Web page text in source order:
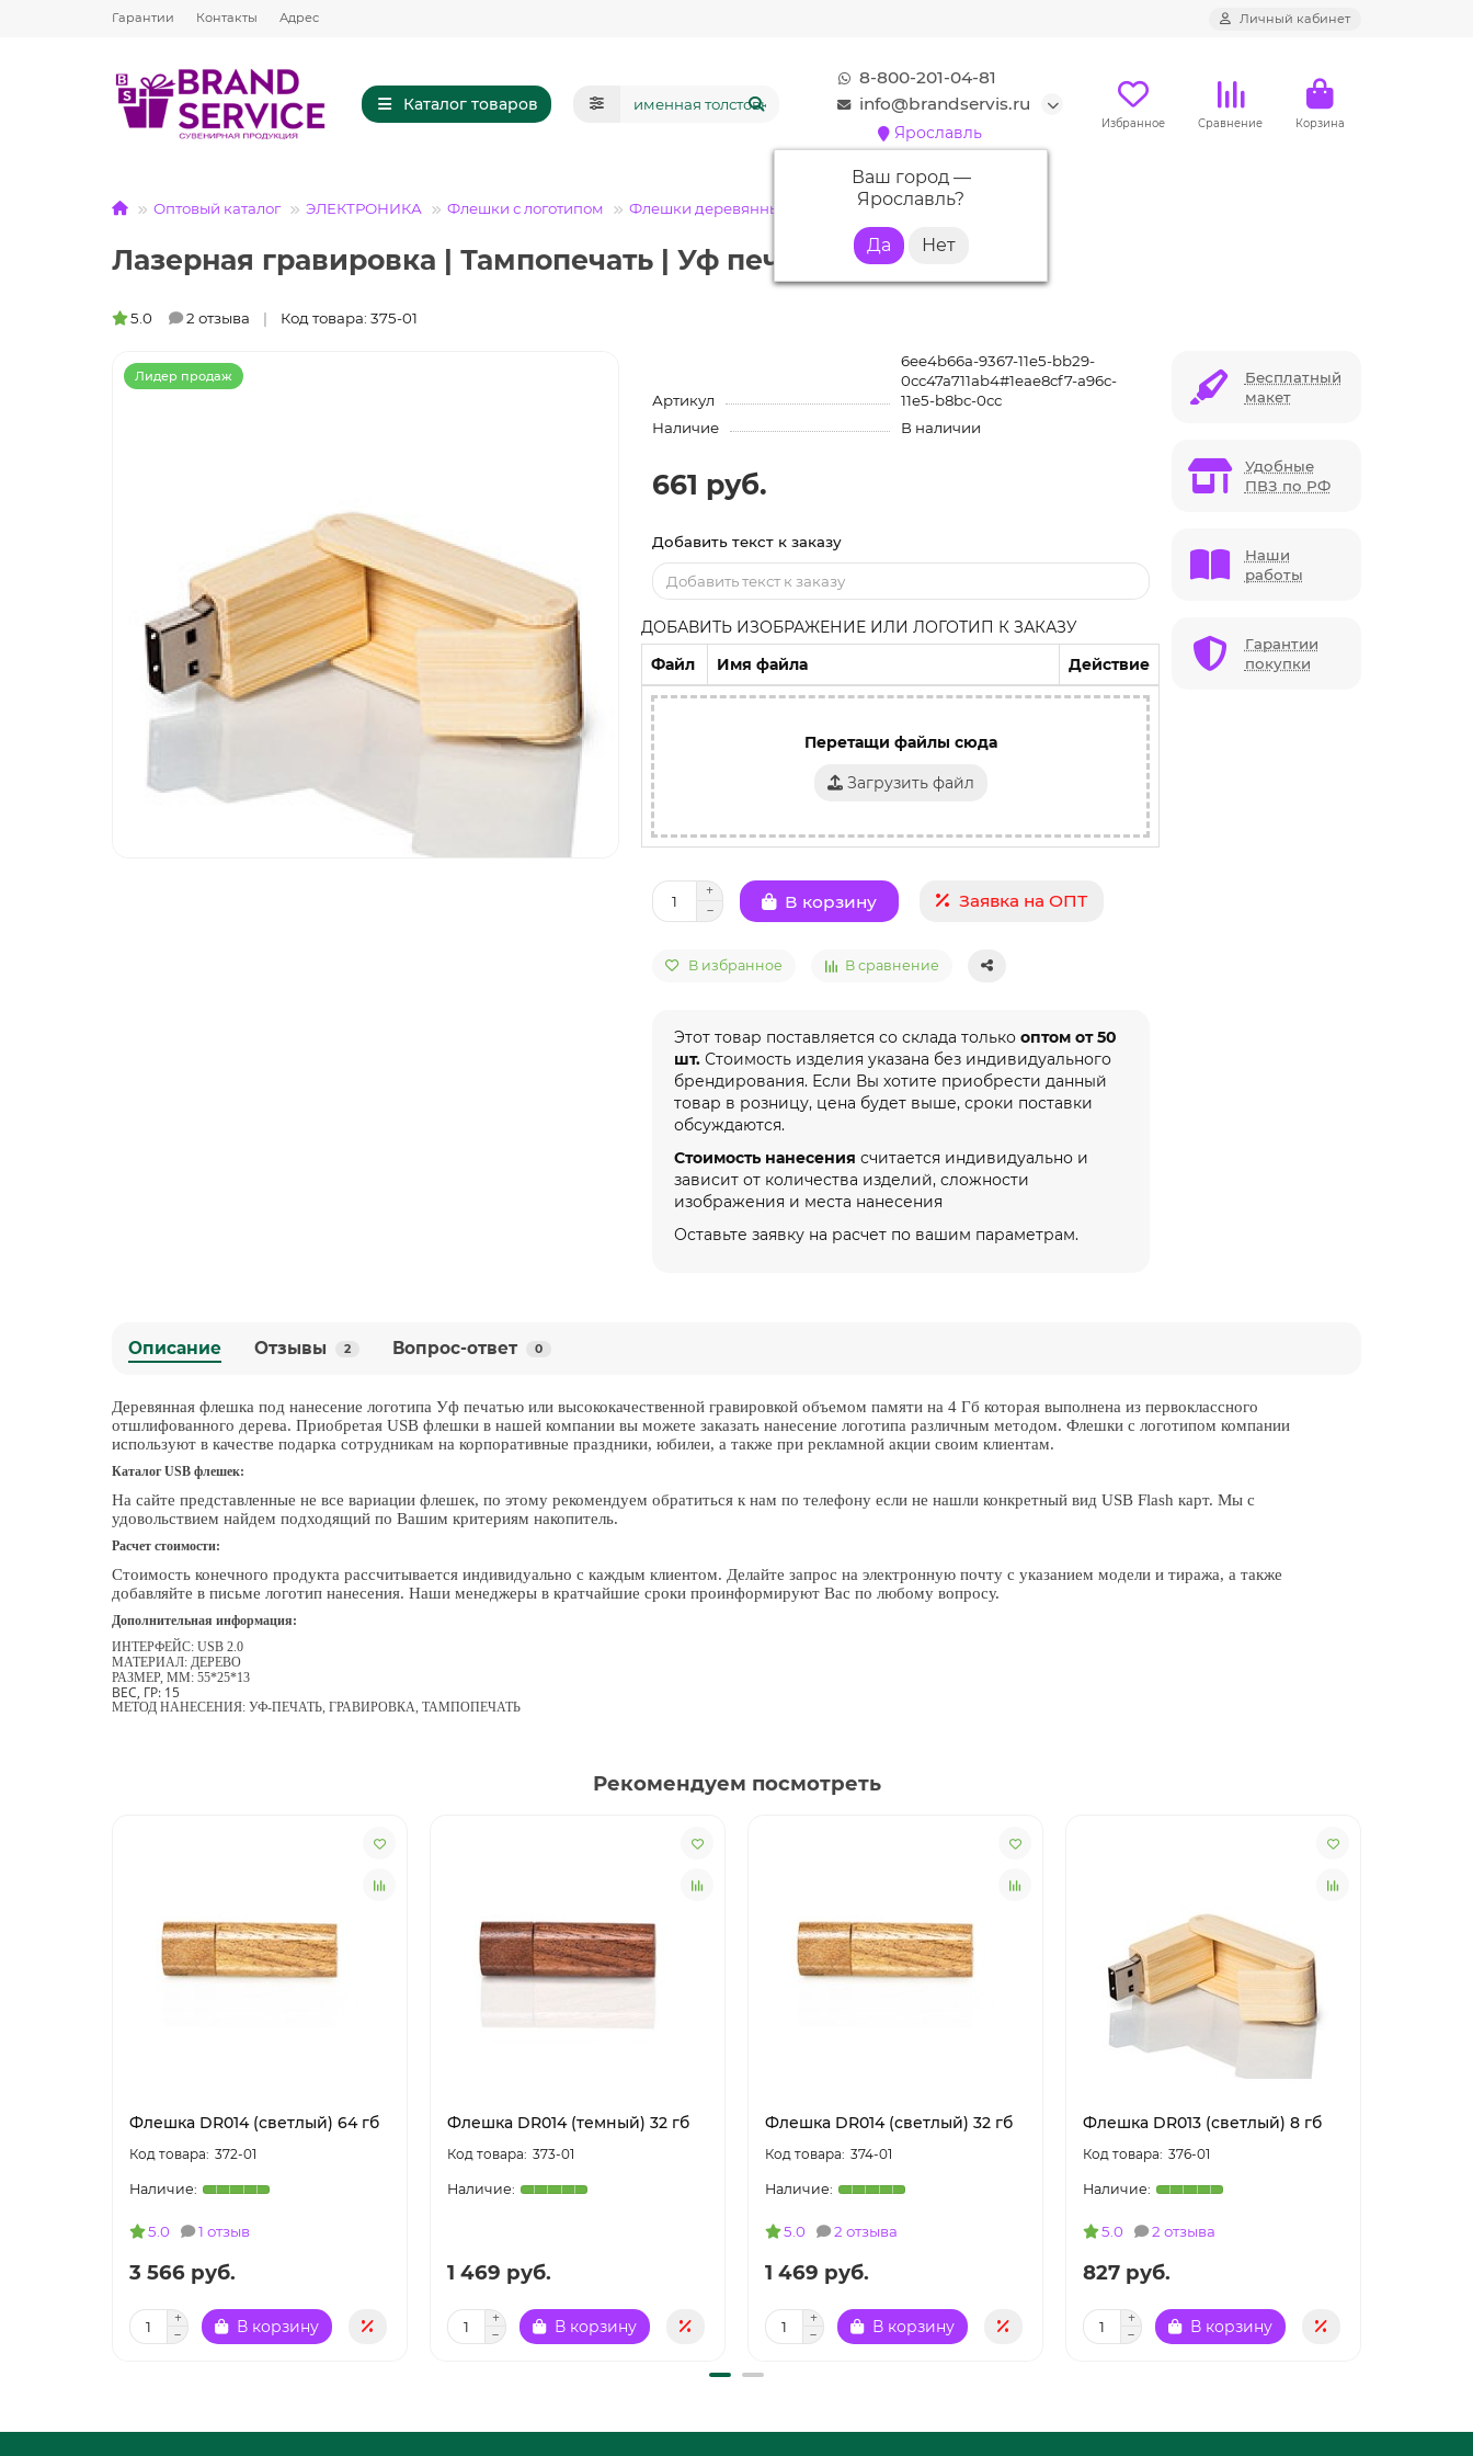
Гарантии Контакты Адрес Личный кабинет
Каталог товаров
8-800-201-04-81
info@brandservis.ru
Ярославль
Ваш город —
Ярославль?
Избранное Сравнение Корзина
Оптовый каталог ЭЛЕКТРОНИКА Флешки с логотипом Флешки деревянные Флешка DR013 (светлый) 4 гб
Лазерная гравировка | Тампопечать | Уф печать | Флешки
5.0 2 отзыва Код товара: 375-01
Лидер продаж
Артикул
6ee4b66a-9367-11e5-bb29-
0cc47a711ab4#1eae8cf7-a96c-
11e5-b8bc-0cc
Наличие
В наличии
661 руб.
Добавить текст к заказу
ДОБАВИТЬ ИЗОБРАЖЕНИЕ ИЛИ ЛОГОТИП К ЗАКАЗУ
Файл
Имя файла Действие
Перетащи файлы сюда
Загрузить файл
В корзину Заявка на ОПТ
В избранное В сравнение
Этот товар поставляется со склада толькооптом от 50
шт. Стоимость изделия указана без индивидуального
брендирования. Если Вы хотите приобрести данный
товар в розницу, цена будет выше, сроки поставки
обсуждаются.
Стоимость нанесения считается индивидуально и
зависит от количества изделий, сложности
изображения и места нанесения
Оставьте заявку на расчет по вашим параметрам.
Бесплатный
макет
Удобные
ПВЗ по РФ
Наши
работы
Гарантии
покупки
Описание Отзывы 2 Вопрос-ответ 0
Деревянная флешка под нанесение логотипа Уф печатью или высококачественной гравировкой объемом памяти на 4 Гб которая выполнена из первоклассного
отшлифованного дерева. Приобретая USB флешки в нашей компании вы можете заказать нанесение логотипа различным методом. Флешки с логотипом компании
используют в качестве подарка сотрудникам на корпоративные праздники, юбилеи, а также при рекламной акции своим клиентам.
Каталог USB флешек:
На сайте представленные не все вариации флешек, по этому рекомендуем обратиться к нам по телефону если не нашли конкретный вид USB Flash карт. Мы с
удовольствием найдем подходящий по Вашим критериям накопитель.
Расчет стоимости:
Стоимость конечного продукта рассчитывается индивидуально с каждым клиентом. Делайте запрос на электронную почту с указанием модели и тиража, а также
добавляйте в письме логотип нанесения. Наши менеджеры в кратчайшие сроки проинформируют Вас по любому вопросу.
Дополнительная информация:
ИНТЕРФЕЙС: USB 2.0
МАТЕРИАЛ: ДЕРЕВО
РАЗМЕР, ММ: 55*25*13
ВЕС, ГР: 15
МЕТОД НАНЕСЕНИЯ: УФ-ПЕЧАТЬ, ГРАВИРОВКА, ТАМПОПЕЧАТЬ
Рекомендуем посмотреть
Флешка DR014 (светлый) 64 гб
372-01
5.0 1 отзыв
3 566 руб.
В корзину
Флешка DR014 (темный) 32 гб
373-01
1 469 руб.
В корзину
Флешка DR014 (светлый) 32 гб
374-01
5.0 2 отзыва
1 469 руб.
В корзину
Флешка DR013 (светлый) 8 гб
376-01
5.0 2 отзыва
827 руб.
В корзину